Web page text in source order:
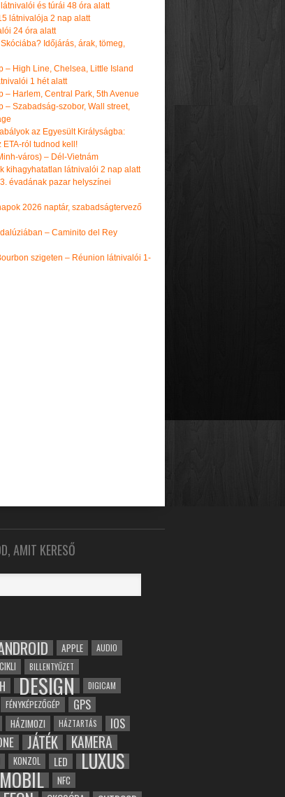
és túrái 48 óra alatt
látnivalója 2 nap alatt
24 óra alatt
Időjárás, árak, tömeg,
– High Line, Chelsea, Little Island
1 hét alatt
– Harlem, Central Park, 5th Avenue
– Szabadság-szobor, Wall street,
az Egyesült Királyságba:
ETA-ról tudnod kell!
város) – Dél-Vietnám
kihagyhatatlan látnivalói 2 nap alatt
évadának pazar helyszínei
2026 naptár, szabadságtervező
– Caminito del Rey
szigeten – Réunion látnivalói 1-
AMIT KERESŐ
APPLE AUDIO
BILLENTYŰZET
DESIGN DIGICAM
FÉNYKÉPEZŐGÉP GPS
HÁZIMOZI HÁZTARTÁS IOS
JÁTÉK KAMERA
KONZOL LED LUXUS
MOBIL NFC